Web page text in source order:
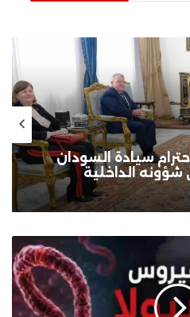
سيادة السودان
الداخلية